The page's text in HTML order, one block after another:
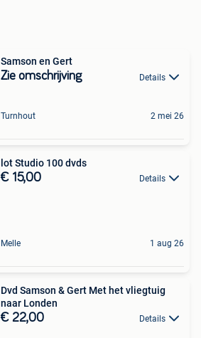
Samson en Gert
Zie omschrijving Details
Turnhout 2 mei 26
lot Studio 100 dvds
€ 15,00 Details
Melle 1 aug 26
Dvd Samson & Gert Met het vliegtuig
naar Londen
€ 22,00 Details